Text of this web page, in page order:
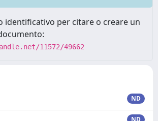
identificativo per citare o creare un
11572/49662
ND